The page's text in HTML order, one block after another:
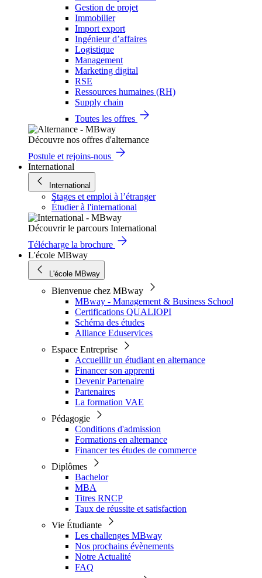
Gestion de projet
Immobilier
Import export
Ingénieur d’affaires
Logistique
Management
Marketing digital
RSE
Ressources humaines (RH)
Supply chain
Toutes les offres
Découvre nos offres d'alternance
Postule et rejoins-nous
International
International
Stages et emploi à l’étranger
Étudier à l'international
Découvrir le parcours International
Télécharge la brochure
L'école MBway
L'école MBway
Bienvenue chez MBway
MBway - Management & Business School
Certifications QUALIOPI
Schéma des études
Alliance Eduservices
Espace Entreprise
Accueillir un étudiant en alternance
Financer son apprenti
Devenir Partenaire
Partenaires
La formation VAE
Pédagogie
Conditions d'admission
Formations en alternance
Financer tes études de commerce
Diplômes
Bachelor
MBA
Titres RNCP
Taux de réussite et satisfaction
Vie Étudiante
Les challenges MBway
Nos prochains évènements
Notre Actualité
FAQ